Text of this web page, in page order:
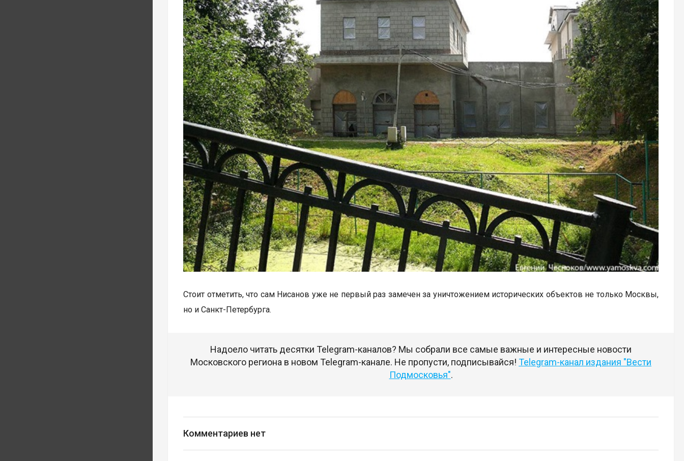
Стоит отметить, что сам Нисанов уже не первый раз замечен за уничтожением исторических объектов не только Москвы,
но и Санкт-Петербурга.
Надоело читать десятки Telegram-каналов? Мы собрали все самые важные и интересные новости
Московского региона в новом Telegram-канале. Не пропусти, подписывайся! Telegram-канал издания "Вести
Подмосковья".
Комментариев нет